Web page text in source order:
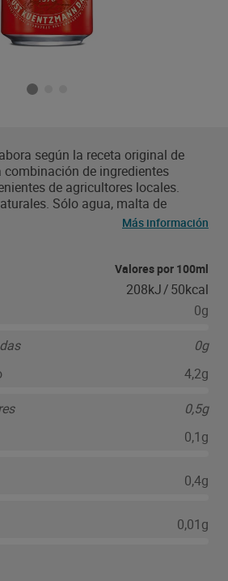
según la receta original de
combinación de ingredientes
de agricultores locales.
Sólo agua, malta de
Sin aditivos, ni conservantes, ni
Más información
Valores por 100ml
208kJ/50kcal
0g
0g
4,2g
0,5g
0,1g
0,4g
0,01g